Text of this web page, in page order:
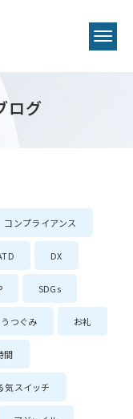
ログ
コンプライアンス
DX
SDGs
うつぐみ お礼
間
気スイッチ